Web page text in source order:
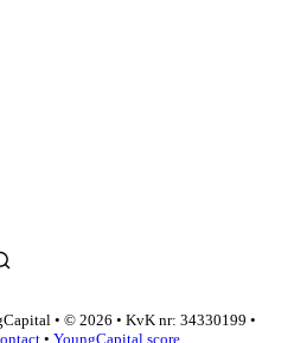
• © 2026 • KvK nr: 34330199 •
• YoungCapital score